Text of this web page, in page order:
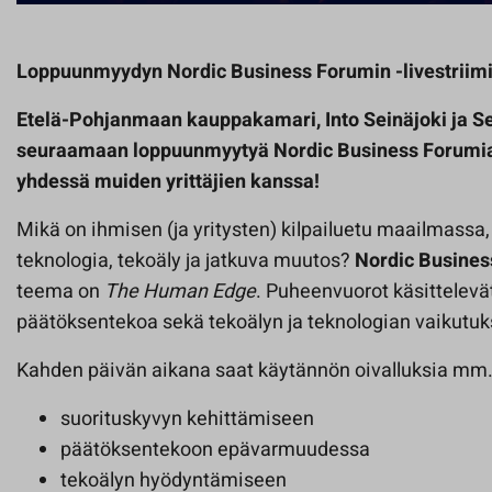
Loppuunmyydyn Nordic Business Forumin -
Etelä-Pohjanmaan kauppakamari, Into Seinäjoki ja
seuraamaan loppuunmyytyä Nordic Business
yhdessä muiden yrittäjien kanssa!
Mikä on ihmisen (ja yritysten) kilpailuetu
teknologia, tekoäly ja jatkuva muutos? Nordic
teema on The Human Edge. Puheenvuorot
päätöksentekoa sekä tekoälyn ja teknologian
Kahden päivän aikana saat käytännön oivalluksia mm.
suorituskyvyn kehittämiseen
päätöksentekoon epävarmuudessa
tekoälyn hyödyntämiseen